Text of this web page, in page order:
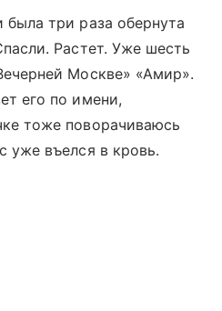
три раза обернута
Растет. Уже шесть
Москве» «Амир».
его по имени,
тоже поворачиваюсь
уже въелся в кровь.